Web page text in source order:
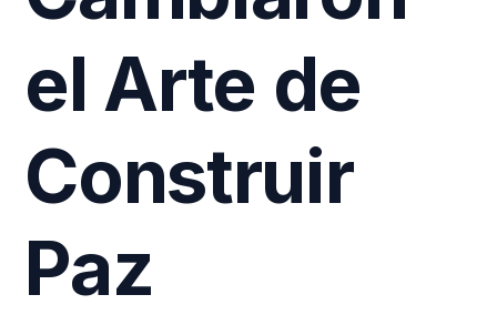
el Arte de
Construir
Paz